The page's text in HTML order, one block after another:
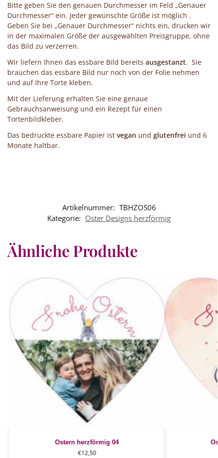
Bitte geben Sie den genauen Durchmesser im Feld „Genauer
Durchmesser“ ein. Jeder gewünschte Größe ist möglich .
Geben Sie bei „Genauer Durchmesser“ nichts ein, drucken wir
in der maximalen Größe der ausgewählten Preisgruppe, ohne
das Bild zu verzerren.
Wir liefern Ihnen das essbare Bild bereits ausgestanzt. Sie
brauchen das essbare Bild nur noch von der Folie nehmen
und auf Ihre Torte kleben.
Mit der Lieferung erhalten Sie eine genaue
Gebrauchsanweisung und ein Rezept für einen
Tortenbildkleber.
Das bedruckte essbare Papier ist vegan und glutenfrei und 6
Monate haltbar.
Artikelnummer: TBHZOS06
Kategorie: Oster Designs herzförmig
Ähnliche Produkte
Ostern herzförmig 04
€12,50